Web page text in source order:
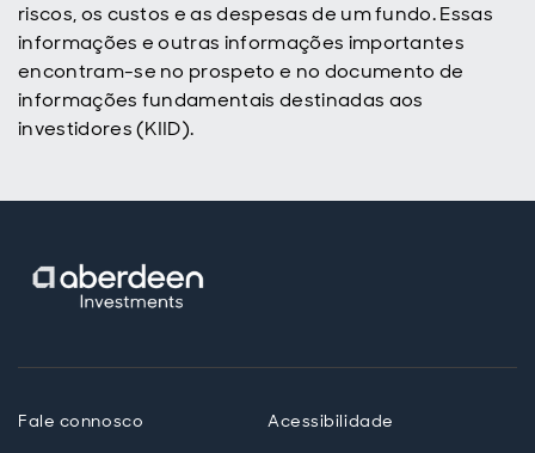
riscos, os custos e as despesas de um fundo. Essas
informações e outras informações importantes
encontram-se no prospeto e no documento de
informações fundamentais destinadas aos
investidores (KIID).
Fale connosco Acessibilidade